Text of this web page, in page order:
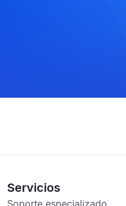
Servicios